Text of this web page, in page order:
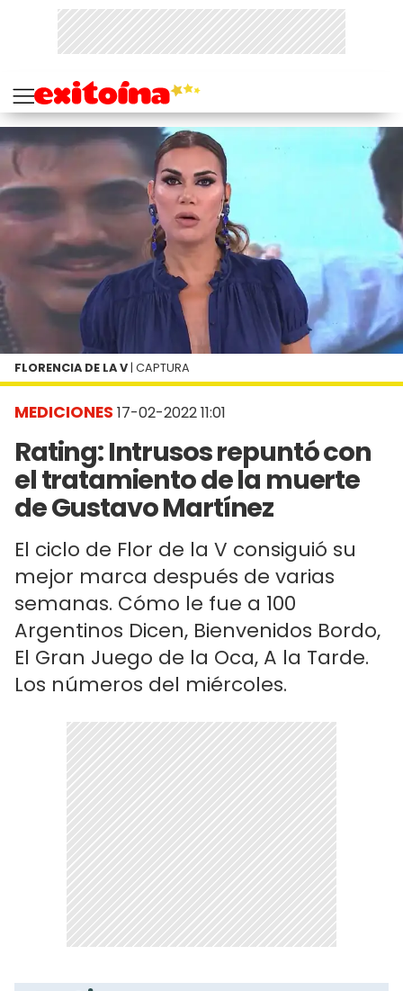
MEDICIONES 17-02-2022 11:01
Rating: Intrusos repuntó con
el tratamiento de la muerte
de Gustavo Martínez
El ciclo de Flor de la V consiguió su
mejor marca después de varias
semanas. Cómo le fue a 100
Argentinos Dicen, Bienvenidos Bordo,
El Gran Juego de la Oca, A la Tarde.
Los números del miércoles.
FLORENCIA DE LA V | CAPTURA